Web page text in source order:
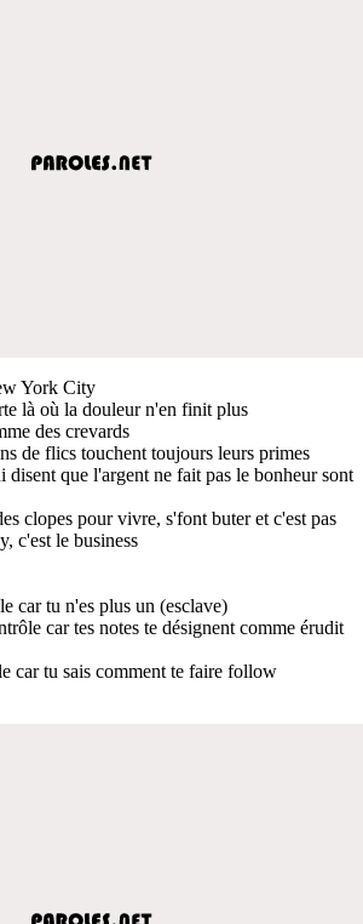
York City
là où la douleur n'en finit plus
des crevards
de flics touchent toujours leurs primes
disent que l'argent ne fait pas le bonheur sont
clopes pour vivre, s'font buter et c'est pas
c'est le business
car tu n'es plus un (esclave)
car tes notes te désignent comme érudit
car tu sais comment te faire follow